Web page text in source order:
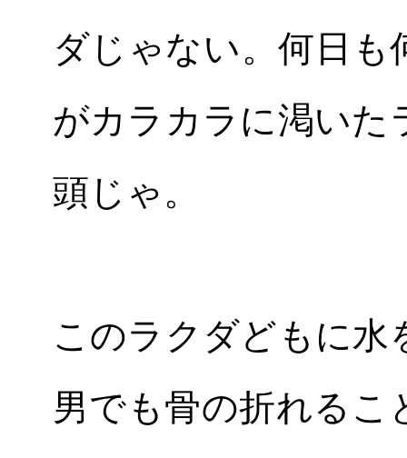
ダじゃない。何日
がカラカラに渇いた
頭じゃ。
このラクダどもに
男でも骨の折れるこ